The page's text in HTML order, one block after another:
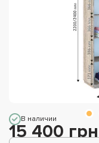
В наличии
15 400 грн